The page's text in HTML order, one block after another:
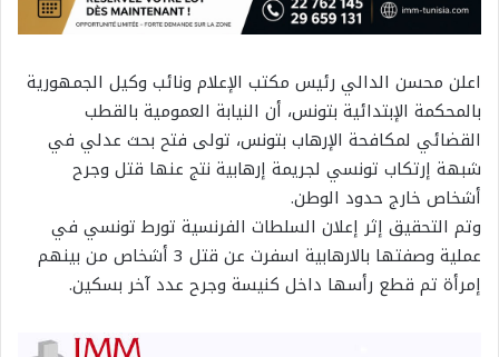
اعلن محسن الدالي رئيس مكتب الإعلام ونائب وكيل الجمهورية
بالمحكمة الإبتدائية بتونس، أن النيابة العمومية بالقطب
القضائي لمكافحة الإرهاب بتونس، تولى فتح بحث عدلي في
شبهة إرتكاب تونسي لجريمة إرهابية نتج عنها قتل وجرح
أشخاص خارج حدود الوطن.
وتم التحقيق إثر إعلان السلطات الفرنسية تورط تونسي في
عملية وصفتها بالارهابية اسفرت عن قتل 3 أشخاص من بينهم
إمرأة تم قطع رأسها داخل كنيسة وجرح عدد آخر بسكين.